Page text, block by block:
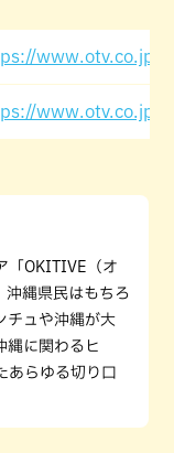
www.otv.co.jp/
www.otv.co.jp/
「OKITIVE（オ
沖縄県民はもちろ
チュや沖縄が大
縄に関わるヒ
あらゆる切り口